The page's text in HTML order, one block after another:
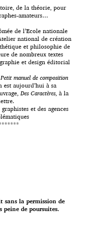
Philippe […]
de la théorie, pour
amateurs…
de l’Ecole nationale
national de création
et philosophie de
de nombreux textes
et design éditorial
Petit manuel de composition
aujourd’hui à sa
Des Caractères, à la
et des agences
sans la permission de
de poursuites.